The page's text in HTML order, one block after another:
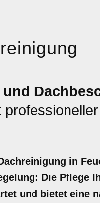
in
Die Pflege
und bietet eine